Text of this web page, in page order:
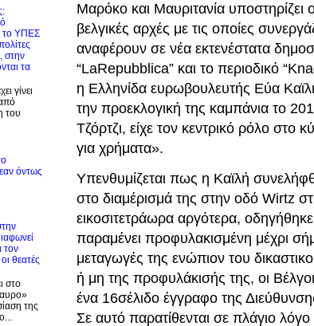
Μαρόκο και Μαυριτανία
βελγικές αρχές με τις οποίες
αναφέρουν σε νέα εκτενέστατα
“LaRepubblica” και το περιοδικό
η Ελληνίδα ευρωβουλευτής Εύα
την προεκλογική της καμπάνια το
Τζόρτζι, είχε τον κεντρικό ρόλο στο
για χρήματα».
Υπενθυμίζεται πως η Καϊλή
στο διαμέρισμά της στην οδό Wirtz
εικοσιτετράωρα αργότερα,
παραμένει προφυλακισμένη μέχρι
μεταγωγές της ενώπιον του
ή μη της προφυλάκισής της, οι
ένα 16σέλιδο έγγραφο της
Σε αυτό παρατίθενται σε πλάγιο
το ΥΠΕΣ
στην
τα
γίνει
του
όντως
τον
θεατές
στο
της